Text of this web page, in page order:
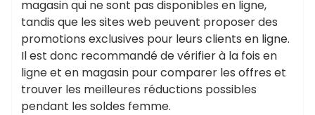
magasin qui ne sont pas disponibles en ligne,
tandis que les sites web peuvent proposer des
promotions exclusives pour leurs clients en ligne.
Il est donc recommandé de vérifier à la fois en
ligne et en magasin pour comparer les offres et
trouver les meilleures réductions possibles
pendant les soldes femme.